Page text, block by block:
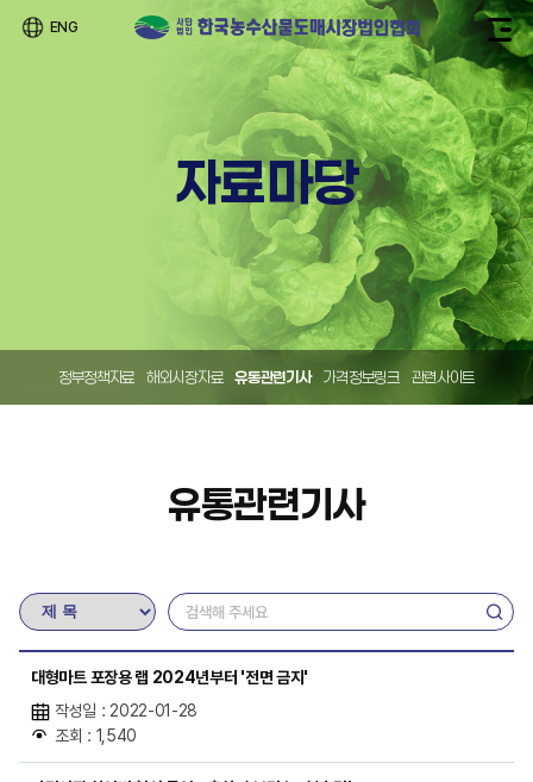
ENG
자료마당
정부정책자료 해외시장자료 유통관련기사 가격정보링크 관련사이트
유통관련기사
대형마트 포장용 랩 2024년부터 '전면 금지'
작성일 : 2022-01-28
조회 : 1,540